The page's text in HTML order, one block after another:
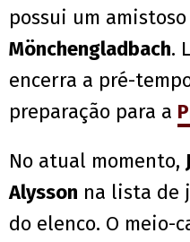
possui um
Mönchengladbach.
encerra a pré-
preparação para a
No atual momento,
Alysson na lista de
do elenco. O meio-